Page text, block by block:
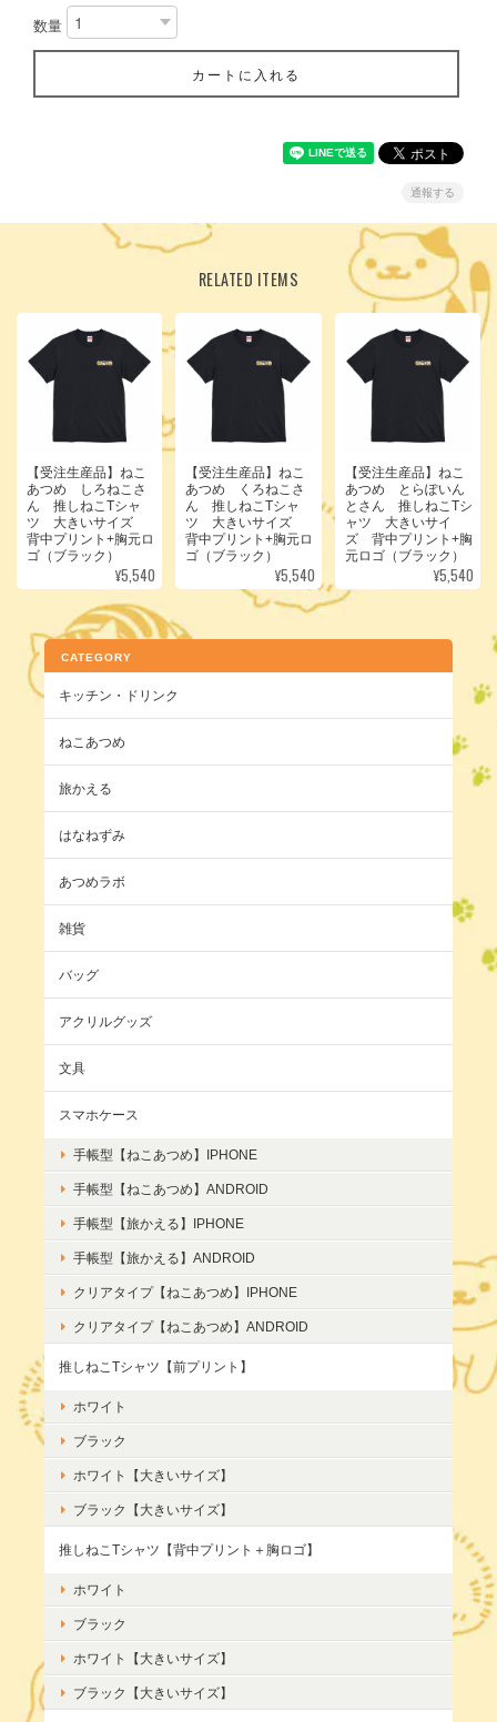
数量
カートに入れる
通報する
RELATED ITEMS
【受注生産品】ねこ
あつめ しろねこさ
ん 推しねこTシャ
ツ 大きいサイズ
背中プリント+胸元ロ
ゴ（ブラック）
¥5,540
【受注生産品】ねこ
あつめ くろねこさ
ん 推しねこTシャ
ツ 大きいサイズ
背中プリント+胸元ロ
ゴ（ブラック）
¥5,540
【受注生産品】ねこ
あつめ とらぽいん
とさん 推しねこTシ
ャツ 大きいサイ
ズ 背中プリント+胸
元ロゴ（ブラック）
¥5,540
CATEGORY
キッチン・ドリンク
ねこあつめ
旅かえる
はなねずみ
あつめラボ
雑貨
バッグ
アクリルグッズ
文具
スマホケース
手帳型【ねこあつめ】IPHONE
手帳型【ねこあつめ】ANDROID
手帳型【旅かえる】IPHONE
手帳型【旅かえる】ANDROID
クリアタイプ【ねこあつめ】IPHONE
クリアタイプ【ねこあつめ】ANDROID
推しねこTシャツ【前プリント】
ホワイト
ブラック
ホワイト【大きいサイズ】
ブラック【大きいサイズ】
推しねこTシャツ【背中プリント＋胸ロゴ】
ホワイト
ブラック
ホワイト【大きいサイズ】
ブラック【大きいサイズ】